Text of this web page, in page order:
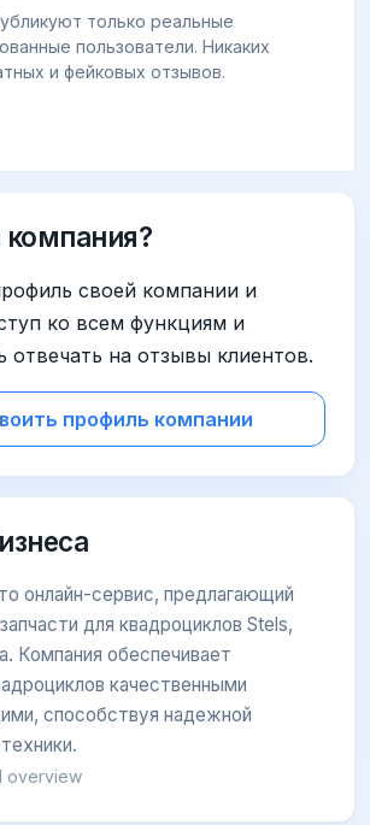
только реальные
пользователи. Никаких
и фейковых отзывов.
своей компании и
ко всем функциям и
отвечать на отзывы клиентов.
профиль компании
онлайн-сервис, предлагающий
для квадроциклов Stels,
Компания обеспечивает
качественными
способствуя надежной
overview